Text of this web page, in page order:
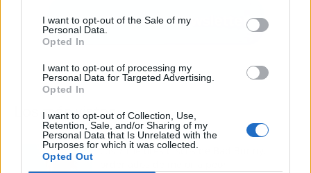
I want to opt-out of the Sale of my
Personal Data.
Opted In
I want to opt-out of processing my
Personal Data for Targeted Advertising.
Opted In
I want to opt-out of Collection, Use,
Retention, Sale, and/or Sharing of my
Personal Data that Is Unrelated with the
Purposes for which it was collected.
Opted Out
Los más vistos
Los 7 mejores discos de Bad Bunny,